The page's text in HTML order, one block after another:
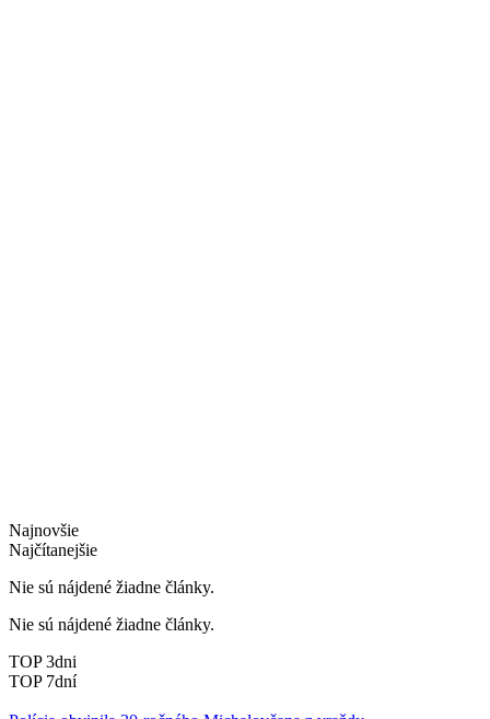
Najnovšie
Najčítanejšie
Nie sú nájdené žiadne články.
Nie sú nájdené žiadne články.
TOP 3dni
TOP 7dní